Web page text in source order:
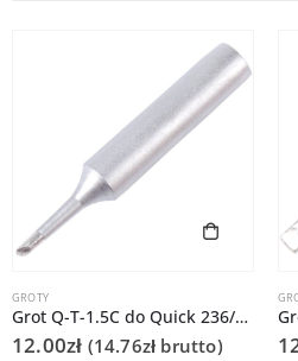
GROTY
Grot Q-T-1.5C do Quick 236/706/936A/3104/3102/TS1100
12.00zł (14.76zł brutto)